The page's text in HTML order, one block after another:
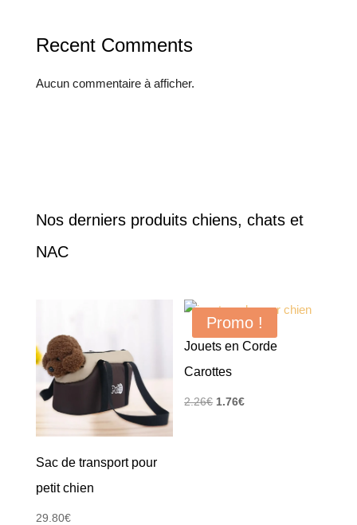
Recent Comments
Aucun commentaire à afficher.
Nos derniers produits chiens, chats et
NAC
Sac de transport pour
petit chien
29.80€
Promo !
Jouets en Corde
Carottes
2.26€ Le
1.76€Le